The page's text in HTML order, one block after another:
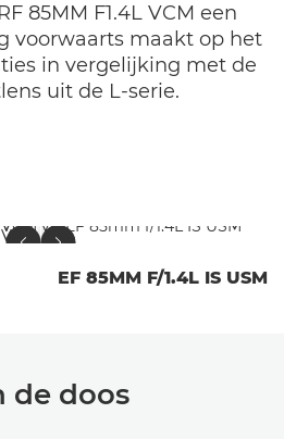
85MM F1.4L VCM een
voorwaarts maakt op het
in vergelijking met de
uit de L-serie.
EF 85MM F/1.4L IS USM
de doos